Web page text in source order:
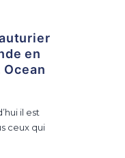
en
il est
ceux qui